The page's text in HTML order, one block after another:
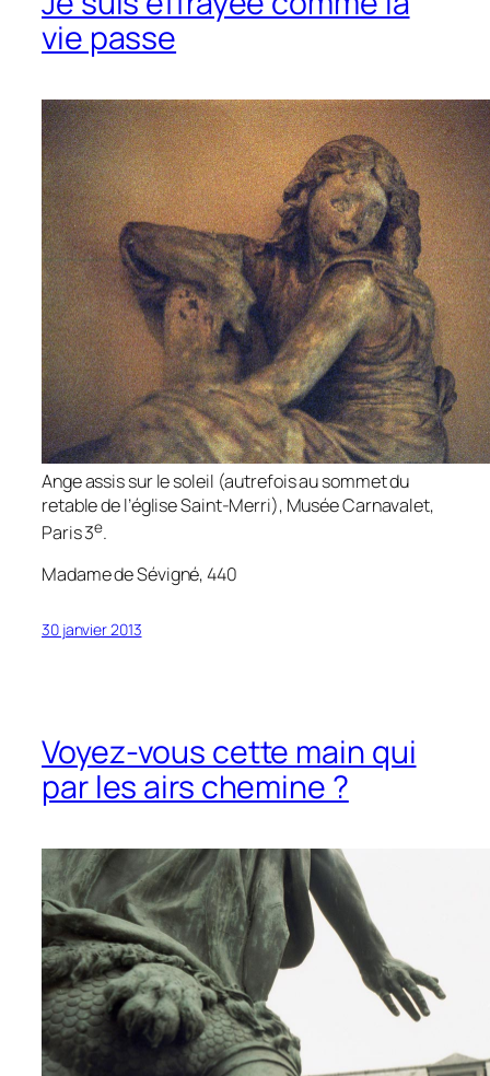
vie passe
Ange assis sur le soleil (autrefois au sommet du
retable de l’église Saint-Merri), Musée Carnavalet,
Paris 3e.
Madame de Sévigné, 440
30 janvier 2013
Voyez-vous cette main qui
par les airs chemine ?